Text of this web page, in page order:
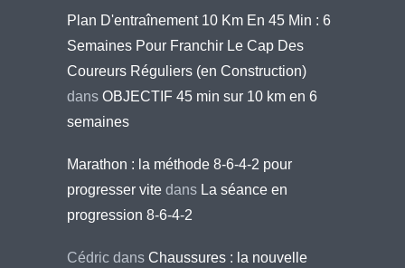
Plan D'entraînement 10 Km En 45 Min : 6
Semaines Pour Franchir Le Cap Des
Coureurs Réguliers (en Construction)
dans OBJECTIF 45 min sur 10 km en 6
semaines
Marathon : la méthode 8-6-4-2 pour
progresser vite dans La séance en
progression 8-6-4-2
Cédric dans Chaussures : la nouvelle